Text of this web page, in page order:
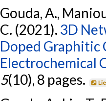
Gouda, A.,
C. (2021). 3D
Doped Graphitic
Electrochemical
5(10), 8 pages.